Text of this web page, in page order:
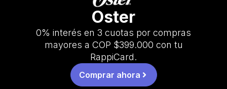
Oster
0% interés en 3 cuotas por compras
mayores a COP $399.000 con tu
RappiCard.
Comprar ahora